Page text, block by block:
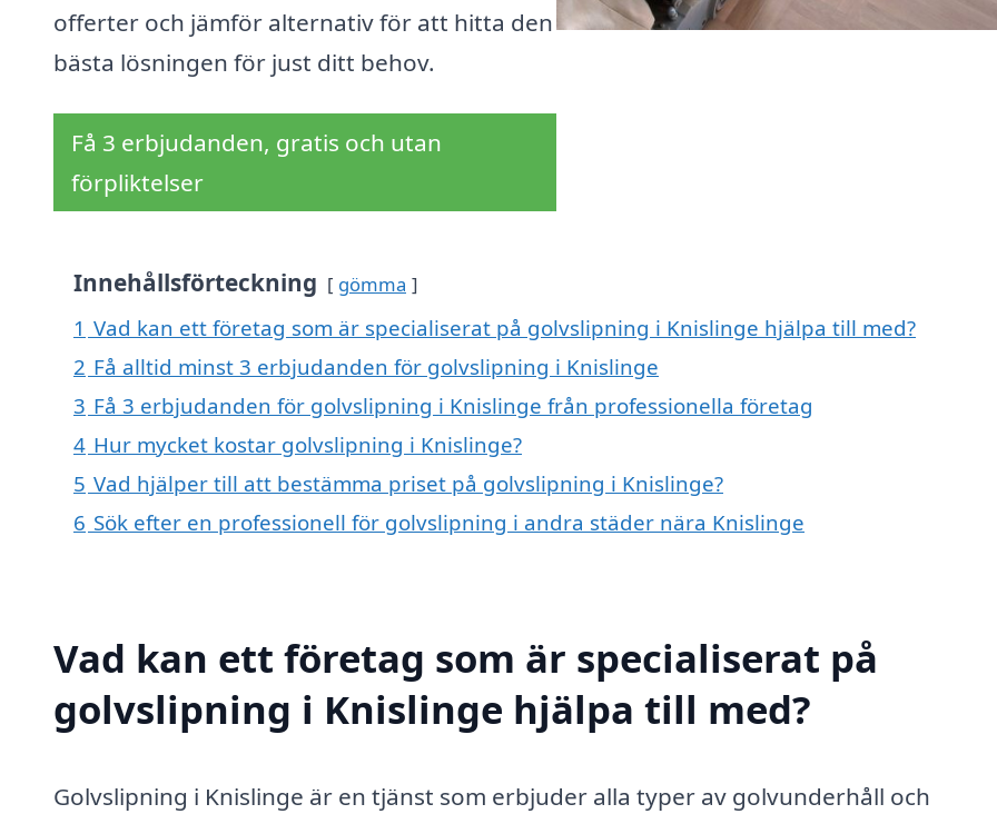
offerter och jämför alternativ för att hitta den
bästa lösningen för just ditt behov.
Få 3 erbjudanden, gratis och utan
förpliktelser
Innehållsförteckning gömma
1 Vad kan ett företag som är specialiserat på golvslipning i Knislinge hjälpa till med?
2 Få alltid minst 3 erbjudanden för golvslipning i Knislinge
3 Få 3 erbjudanden för golvslipning i Knislinge från professionella företag
4 Hur mycket kostar golvslipning i Knislinge?
5 Vad hjälper till att bestämma priset på golvslipning i Knislinge?
6 Sök efter en professionell för golvslipning i andra städer nära Knislinge
Vad kan ett företag som är specialiserat på
golvslipning i Knislinge hjälpa till med?
Golvslipning i Knislinge är en tjänst som erbjuder alla typer av golvunderhåll och